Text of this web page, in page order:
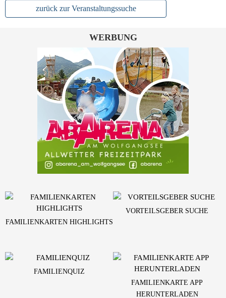
zurück zur Veranstaltungssuche
WERBUNG
FAMILIENKARTEN HIGHLIGHTS
VORTEILSGEBER SUCHE
FAMILIENQUIZ
FAMILIENKARTE APP
HERUNTERLADEN